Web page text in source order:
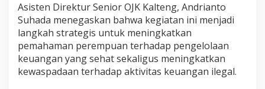
Asisten Direktur Senior OJK Kalteng, Andrianto
Suhada menegaskan bahwa kegiatan ini menjadi
langkah strategis untuk meningkatkan
pemahaman perempuan terhadap pengelolaan
keuangan yang sehat sekaligus meningkatkan
kewaspadaan terhadap aktivitas keuangan ilegal.